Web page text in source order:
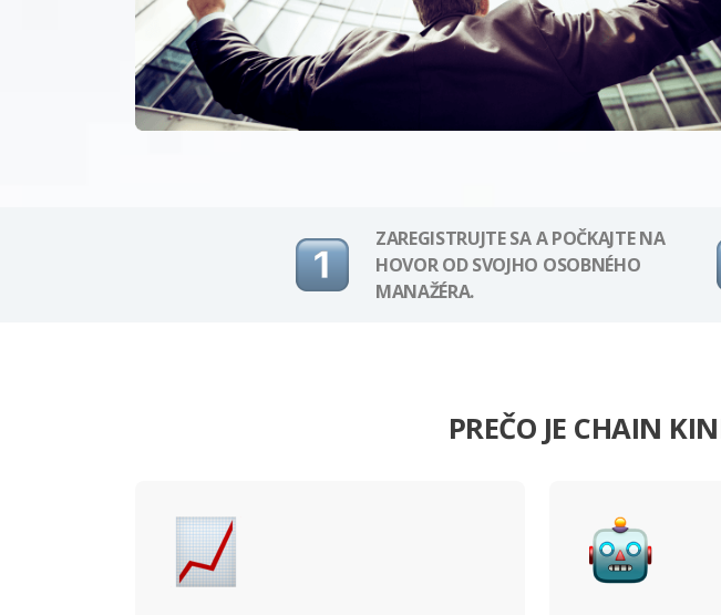
ZAREGISTRUJTE SA A POČKAJTE NA
HOVOR OD SVOJHO OSOBNÉHO
MANAŽÉRA.
PREČO JE CHAIN